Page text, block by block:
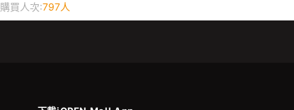
購買人次:797人